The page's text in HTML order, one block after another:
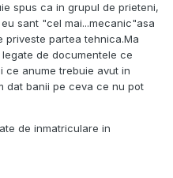
spus ca in grupul de prieteni,
sant "cel mai...mecanic"asa
priveste partea tehnica.Ma
de documentele ce
ce anume trebuie avut in
dat banii pe ceva ce nu pot
de inmatriculare in